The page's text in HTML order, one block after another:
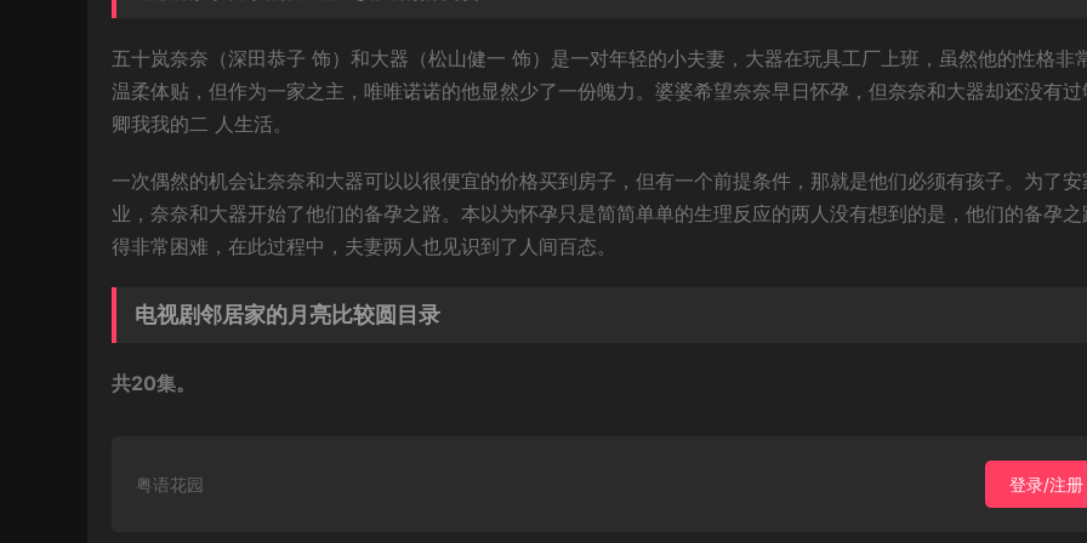
五十岚奈奈（深田恭子 饰）和大器（松山健一 饰）是一对年轻的小夫妻，大器在玩具工厂上班，虽然他的性格非
温柔体贴，但作为一家之主，唯唯诺诺的他显然少了一份魄力。婆婆希望奈奈早日怀孕，但奈奈和大器却还没有过
卿我我的二 人生活。
一次偶然的机会让奈奈和大器可以以很便宜的价格买到房子，但有一个前提条件，那就是他们必须有孩子。为了安
业，奈奈和大器开始了他们的备孕之路。本以为怀孕只是简简单单的生理反应的两人没有想到的是，他们的备孕之
得非常困难，在此过程中，夫妻两人也见识到了人间百态。
电视剧邻居家的月亮比较圆目录
共20集。
粤语花园 登录/注册